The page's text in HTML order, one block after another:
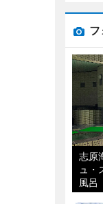
志原
ュ・
風呂